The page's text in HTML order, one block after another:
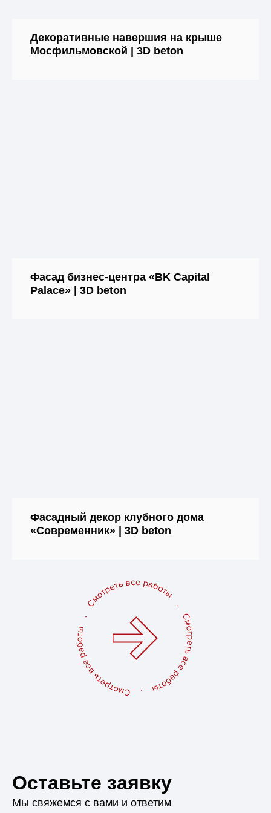
Декоративные навершия на крыше
Мосфильмовской | 3D beton
Фасад бизнес-центра «BK Capital
Palace» | 3D beton
Фасадный декор клубного дома
«Современник» | 3D beton
Мы свяжемся с вами и ответим
Оставьте заявку